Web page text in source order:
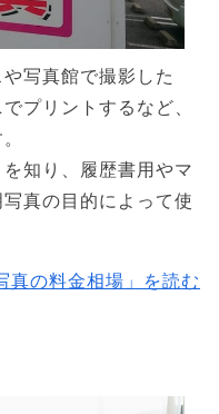
写真館で撮影した
プリントするなど、
知り、履歴書用やマ
真の目的によって使
真の料金相場」を読む